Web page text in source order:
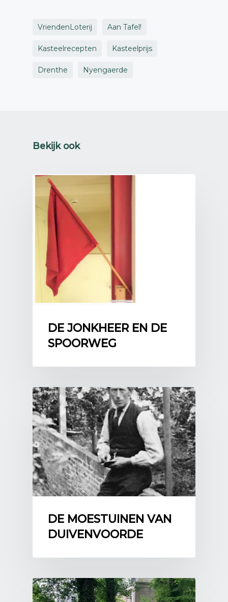
VriendenLoterij Aan Tafel!
Kasteelrecepten Kasteelprijs
Drenthe Nyengaerde
Bekijk ook
DE JONKHEER EN DE
SPOORWEG
DE MOESTUINEN VAN
DUIVENVOORDE